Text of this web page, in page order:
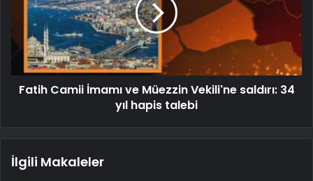
Fatih Camii İmamı ve Müezzin Vekili'ne saldırı: 34
yıl hapis talebi
İlgili Makaleler